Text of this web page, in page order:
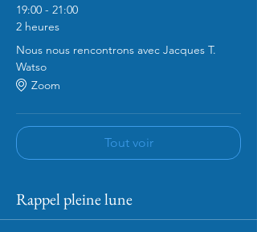
19:00 - 21:00
2 heures
Nous nous rencontrons avec Jacques T.
Watso
Zoom
Tout voir
Rappel pleine lune